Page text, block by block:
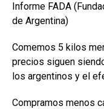
ce
b
o
o
at
s
A
p
ke
n
Informe FADA
de Argentina)
Comemos 5 kilos
precios siguen
los argentinos y el
Compramos menos